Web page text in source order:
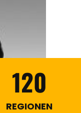
120
REGIONEN